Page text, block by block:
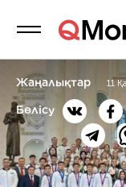
Жаңалықтар 11
Бөлісу